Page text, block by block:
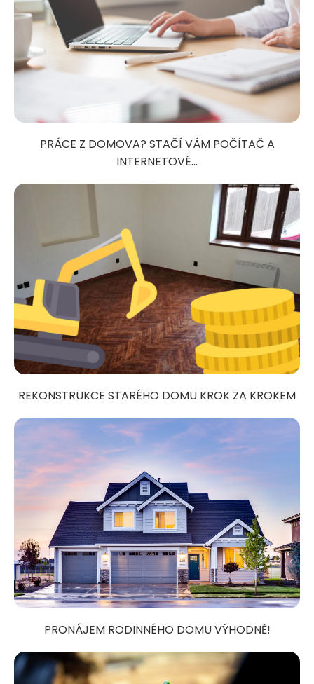
PRÁCE Z DOMOVA? STAČÍ VÁM POČÍTAČ A
INTERNETOVÉ...
REKONSTRUKCE STARÉHO DOMU KROK ZA KROKEM
PRONÁJEM RODINNÉHO DOMU VÝHODNĚ!